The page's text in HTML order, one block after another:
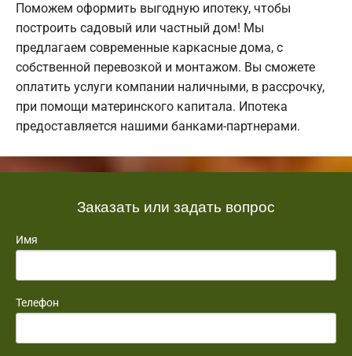
Поможем оформить выгодную ипотеку, чтобы
построить садовый или частный дом! Мы
предлагаем современные каркасные дома, с
собственной перевозкой и монтажом. Вы сможете
оплатить услуги компании наличными, в рассрочку,
при помощи материнского капитала. Ипотека
предоставляется нашими банками-партнерами.
Заказать или задать вопрос
Имя
Телефон